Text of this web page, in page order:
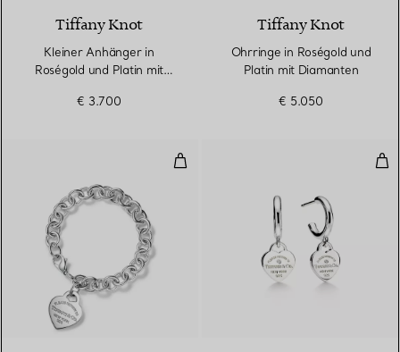
Tiffany Knot
Kleiner Anhänger in
Roségold und Platin mit
€ 3.700
Tiffany Knot
Ohrringe in Roségold und
Platin mit Diamanten
€ 5.050
Armband mit Herzanhänger in